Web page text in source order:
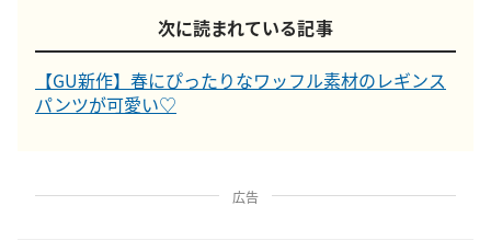
次に読まれている記事
【GU新作】春にぴったりなワッフル素材のレギンス
パンツが可愛い♡
広告